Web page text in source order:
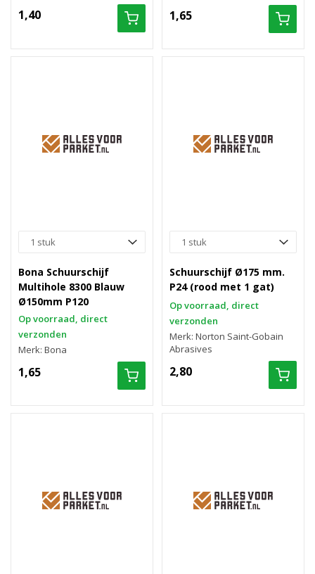
1,40 1,65
Bona Schuurschijf
Multihole 8300 Blauw
Ø150mm P120
Op voorraad, direct
verzonden
Merk: Bona
1,65
Schuurschijf Ø175 mm.
P24 (rood met 1 gat)
Op voorraad, direct
verzonden
Merk: Norton Saint-Gobain
Abrasives
2,80